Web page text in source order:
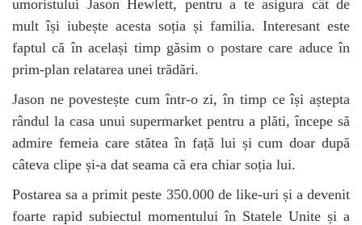
umoristului Jason Hewlett, pentru a te asigura cât de
mult își iubește acesta soția și familia. Interesant este
faptul că în același timp găsim o postare care aduce în
prim-plan relatarea unei trădări.
Jason ne povestește cum într-o zi, în timp ce își aștepta
rândul la casa unui supermarket pentru a plăti, începe să
admire femeia care stătea în față lui și cum doar după
câteva clipe și-a dat seama că era chiar soția lui.
Postarea sa a primit peste 350.000 de like-uri și a devenit
foarte rapid subiectul momentului în Statele Unite și a